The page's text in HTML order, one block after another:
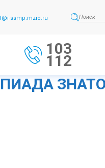
ssmp.mzio.ru
103
112